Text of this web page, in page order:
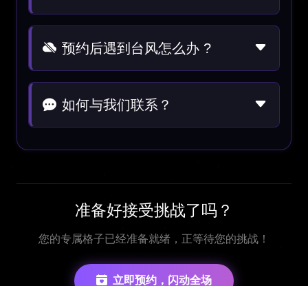
预约后遇到台风怎么办 ?
如何与我们联系？
准备好接受挑战了吗？
您的专属格子已经准备就绪，正等待您的挑战！
立即预约，闪动全场